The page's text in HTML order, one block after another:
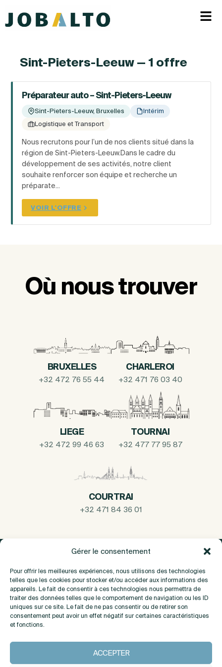
Gérer le consentement
Pour offrir les meilleures expériences, nous utilisons des technologies
telles que les cookies pour stocker et/ou accéder aux informations des
appareils. Le fait de consentir à ces technologies nous permettra de
traiter des données telles que le comportement de navigation ou les ID
uniques sur ce site. Le fait de ne pas consentir ou de retirer son
consentement peut avoir un effet négatif sur certaines caractéristiques
et fonctions.
ACCEPTER
Sint-Pieters-Leeuw — 1 offre
Préparateur auto – Sint-Pieters-Leeuw
Sint-Pieters-Leeuw, Bruxelles
Intérim
Logistique et Transport
Nous recrutons pour l’un de nos clients situé dans la
région de Sint-Pieters-Leeuw.Dans le cadre du
développement de ses activités, notre client
souhaite renforcer son équipe et recherche un
préparate...
VOIR L'OFFRE
Où nous trouver
BRUXELLES
+32 472 76 55 44
CHARLEROI
+32 471 76 03 40
LIEGE
+32 472 99 46 63
TOURNAI
+32 477 77 95 87
COURTRAI
+32 471 84 36 01
A propos